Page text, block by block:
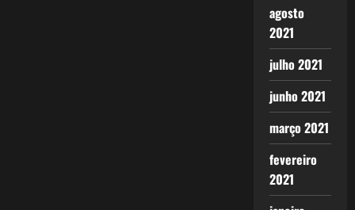
agosto
2021
julho 2021
junho 2021
março 2021
fevereiro
2021